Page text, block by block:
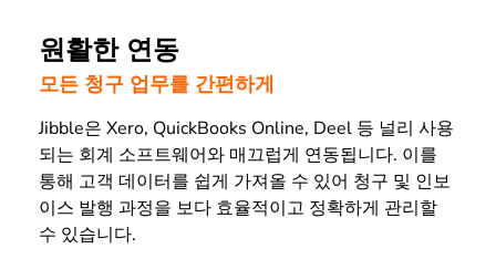
원활한 연동
모든 청구 업무를 간편하게
Jibble은 Xero, QuickBooks Online, Deel 등 널리 사용
되는 회계 소프트웨어와 매끄럽게 연동됩니다. 이를
통해 고객 데이터를 쉽게 가져올 수 있어 청구 및 인보
이스 발행 과정을 보다 효율적이고 정확하게 관리할
수 있습니다.